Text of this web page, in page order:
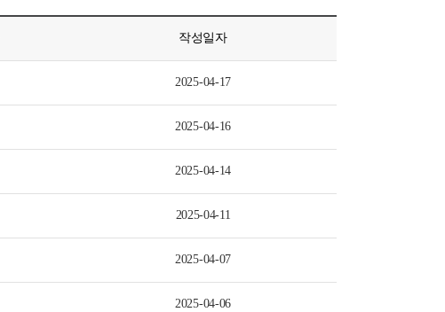
작성일자
2025-04-17
2025-04-16
2025-04-14
2025-04-11
2025-04-07
2025-04-06